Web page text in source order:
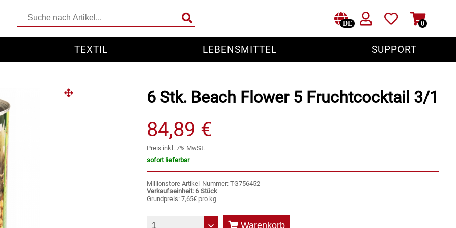
DE 0
TEXTIL LEBENSMITTEL SUPPORT
6 Stk. Beach Flower 5 Fruchtcocktail 3/1
84,89 €
Preis inkl. 7% MwSt.
sofort lieferbar
Millionstore Artikel-Nummer: TG756452
Verkaufseinheit: 6 Stück
Grundpreis: 7,65€ pro kg
Warenkorb